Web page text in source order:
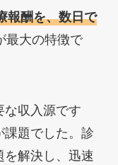
報酬を、数日で
最大の特徴で
な収入源です
課題でした。診
解決し、迅速